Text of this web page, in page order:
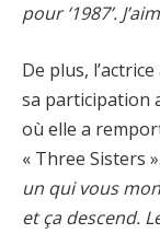
pour ‘1987’.
De plus,
sa participation
où elle a
« Three Sisters
un qui vous
et ça descend.